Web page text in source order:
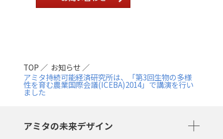
TOP
お知らせ
アミタ持続可能経済研究所は、「第3回生物の多様
性を育む農業国際会議(ICEBA)2014」で講演を行い
ました
アミタの未来デザイン